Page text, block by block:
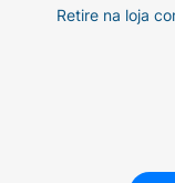
Retire na loja